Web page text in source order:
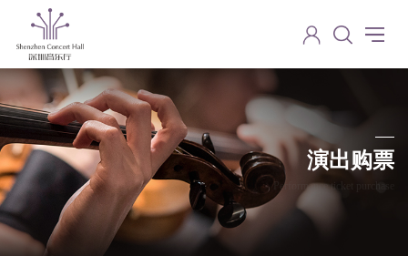
演出购票
Performance ticket purchase